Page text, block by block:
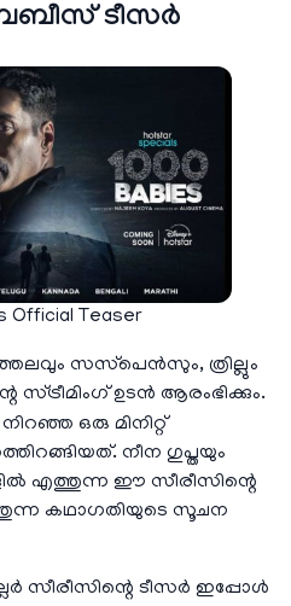
ടീസർ
Official Teaser
സസ്‌പെൻസും, ത്രില്ലും
സ്ട്രീമിംഗ് ഉടൻ ആരംഭിക്കും.
ഒരു മിനിറ്റ്
നീന ഗുപ്തയും
എത്തുന്ന ഈ സീരീസിന്റെ
കഥാഗതിയുടെ സൂചന
സീരീസിന്റെ ടീസർ ഇപ്പോൾ